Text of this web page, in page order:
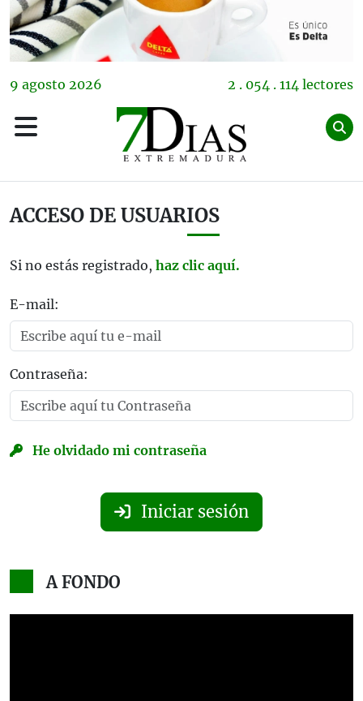
9 agosto 2026 2 . 054 . 114 lectores
ACCESO DE USUARIOS
Si no estás registrado, haz clic aquí.
E-mail:
Contraseña:
He olvidado mi contraseña
Iniciar sesión
A FONDO